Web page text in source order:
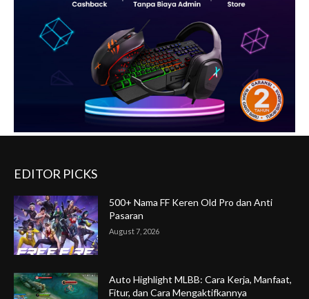
EDITOR PICKS
500+ Nama FF Keren Old Pro dan Anti
Pasaran
August 7, 2026
Auto Highlight MLBB: Cara Kerja, Manfaat,
Fitur, dan Cara Mengaktifkannya